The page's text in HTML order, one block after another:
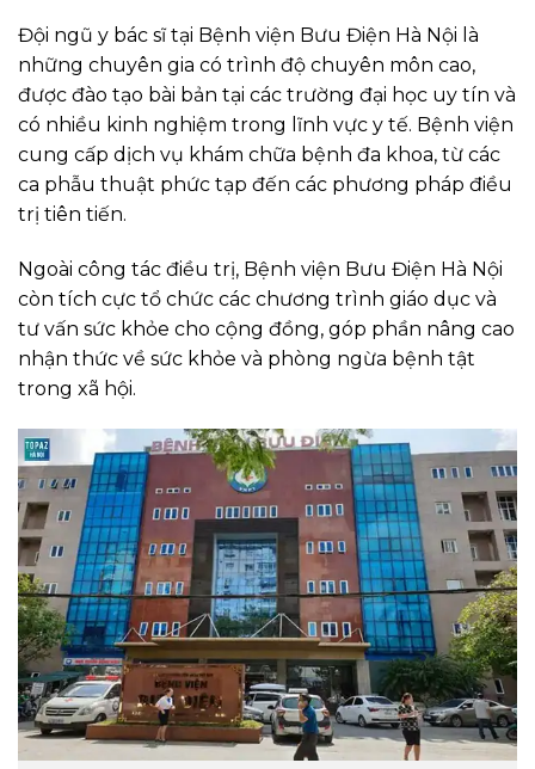
Đội ngũ y bác sĩ tại Bệnh viện Bưu Điện Hà Nội là
những chuyên gia có trình độ chuyên môn cao,
được đào tạo bài bản tại các trường đại học uy tín và
có nhiều kinh nghiệm trong lĩnh vực y tế. Bệnh viện
cung cấp dịch vụ khám chữa bệnh đa khoa, từ các
ca phẫu thuật phức tạp đến các phương pháp điều
trị tiên tiến.
Ngoài công tác điều trị, Bệnh viện Bưu Điện Hà Nội
còn tích cực tổ chức các chương trình giáo dục và
tư vấn sức khỏe cho cộng đồng, góp phần nâng cao
nhận thức về sức khỏe và phòng ngừa bệnh tật
trong xã hội.